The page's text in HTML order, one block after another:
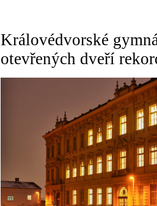
Královédvorské
otevřených dveří